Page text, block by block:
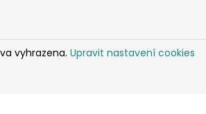
vyhrazena. Upravit nastavení cookies